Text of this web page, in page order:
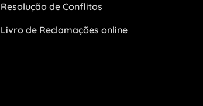
Resolução de Conflitos
Livro de Reclamações online